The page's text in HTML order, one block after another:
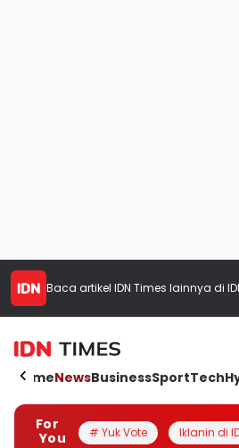
Baca artikel IDN Times lainnya di
HomeNewsBusinessSportTech
For
You
# Yuk Vote Iklanin di